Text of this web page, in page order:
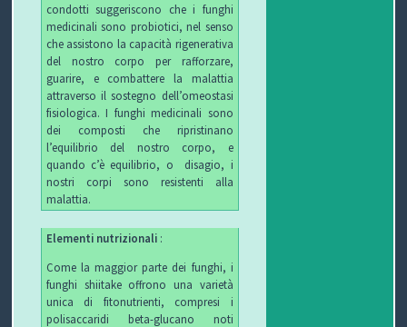
condotti suggeriscono che i funghi
medicinali sono probiotici, nel senso
che assistono la capacità rigenerativa
del nostro corpo per rafforzare,
guarire, e combattere la malattia
attraverso il sostegno dell’omeostasi
fisiologica. I funghi medicinali sono
dei composti che ripristinano
l’equilibrio del nostro corpo, e
quando c’è equilibrio, o disagio, i
nostri corpi sono resistenti alla
malattia.
Elementi nutrizionali:
Come la maggior parte dei funghi, i
funghi shiitake offrono una varietà
unica di fitonutrienti, compresi i
polisaccaridi beta-glucano noti